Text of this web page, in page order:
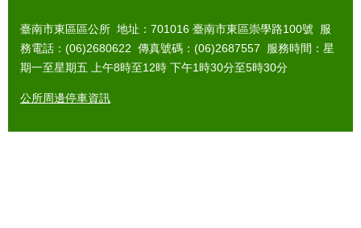
臺南市東區區公所 地址：701016 臺南市東區崇學路100號 服
務電話：(06)2680622 傳真號碼：(06)2687557 服務時間：星
期一至星期五 上午8時至12時 下午1時30分至5時30分
公所周邊停車資訊